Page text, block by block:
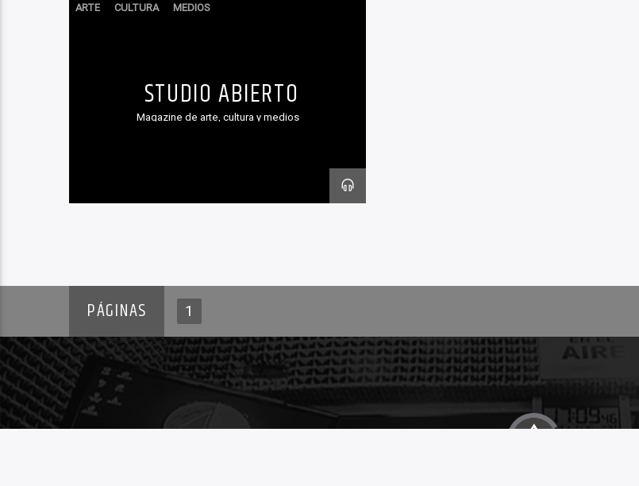
ARTE CULTURA MEDIOS
STUDIO ABIERTO
Magazine de arte, cultura y medios
PÁGINAS 1